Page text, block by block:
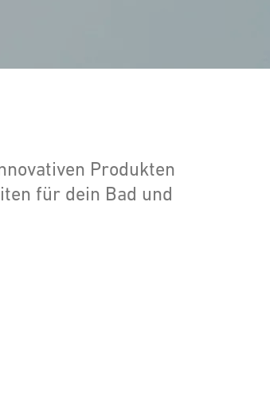
Produkten
für dein Bad und